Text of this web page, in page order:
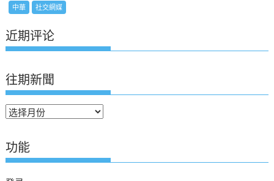
中華 社交網媒
近期评论
往期新聞
往
新
聞
功能